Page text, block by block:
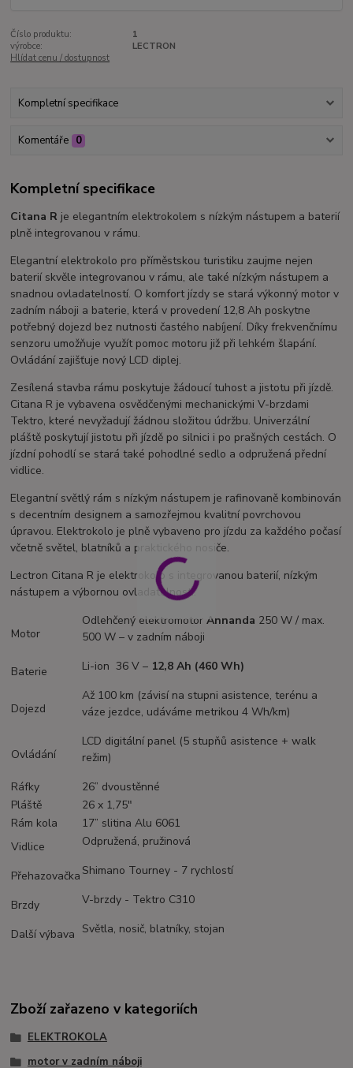
Číslo produktu:
1
výrobce:
LECTRON
Hlídat cenu / dostupnost
Kompletní specifikace
Komentáře 0
Kompletní specifikace
Citana R je elegantním elektrokolem s nízkým nástupem a baterií
plně integrovanou v rámu.
Elegantní elektrokolo pro příměstskou turistiku zaujme nejen
baterií skvěle integrovanou v rámu, ale také nízkým nástupem a
snadnou ovladatelností. O komfort jízdy se stará výkonný motor v
zadním náboji a baterie, která v provedení 12,8 Ah poskytne
potřebný dojezd bez nutnosti častého nabíjení. Díky frekvenčnímu
senzoru umožňuje využít pomoc motoru již při lehkém šlapání.
Ovládání zajišťuje nový LCD diplej.
Zesílená stavba rámu poskytuje žádoucí tuhost a jistotu při jízdě.
Citana R je vybavena osvědčenými mechanickými V-brzdami
Tektro, které nevyžadují žádnou složitou údržbu. Univerzální
pláště poskytují jistotu při jízdě po silnici i po prašných cestách. O
jízdní pohodlí se stará také pohodlné sedlo a odpružená přední
vidlice.
Elegantní světlý rám s nízkým nástupem je rafinovaně kombinován
s decentním designem a samozřejmou kvalitní povrchovou
úpravou. Elektrokolo je plně vybaveno pro jízdu za každého počasí
včetně světel, blatníků a praktického nosiče.
Lectron Citana R je elektrokolo s integrovanou baterií, nízkým
nástupem a výbornou ovladatelností.
Motor
Odlehčený elektromotorAnnanda 250 W / max.
500 W – v zadním náboji
Baterie Li-ion 36 V – 12,8 Ah (460 Wh)
Dojezd
Až 100 km (závisí na stupni asistence, terénu a
váze jezdce, udáváme metrikou 4 Wh/km)
Ovládání
LCD digitální panel (5 stupňů asistence + walk
režim)
Ráfky
26” dvoustěnné
Pláště
26 x 1,75"
Rám kola
17” slitina Alu 6061
Vidlice
Odpružená, pružinová
Přehazovačka Shimano Tourney - 7 rychlostí
Brzdy V-brzdy - Tektro C310
Další výbava Světla, nosič, blatníky, stojan
Zboží zařazeno v kategoriích
ELEKTROKOLA
motor v zadním náboji